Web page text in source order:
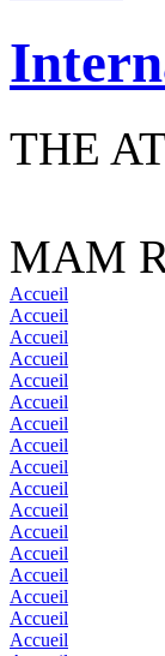
THE
MAM
Accueil
Accueil
Accueil
Accueil
Accueil
Accueil
Accueil
Accueil
Accueil
Accueil
Accueil
Accueil
Accueil
Accueil
Accueil
Accueil
Accueil